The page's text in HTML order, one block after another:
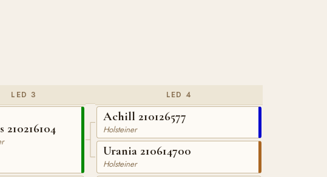
LED 3
210216104
LED 4
Achill 210126577
Holsteiner
Urania 210614700
Holsteiner